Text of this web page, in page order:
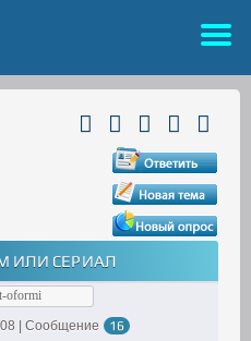
ИЛИ СЕРИАЛ
oformi
| Сообщение
16